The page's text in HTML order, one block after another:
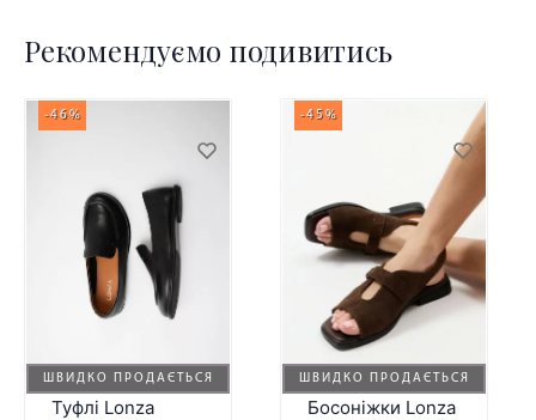
Рекомендуємо подивитись
ШВИДКО ПРОДАЄТЬСЯ
-46%
Туфлі Lonza
ШВИДКО ПРОДАЄТЬСЯ
-45%
Босоніжки Lonza